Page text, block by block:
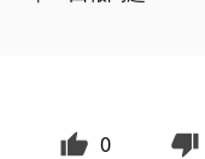
0